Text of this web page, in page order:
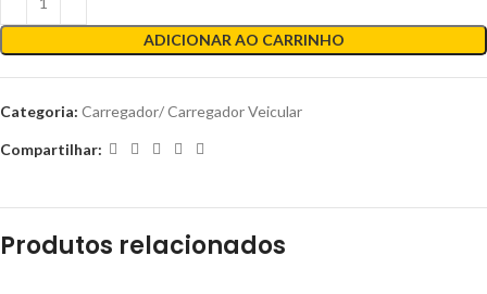
ADICIONAR AO CARRINHO
Categoria: Carregador/ Carregador Veicular
Compartilhar:
Produtos relacionados